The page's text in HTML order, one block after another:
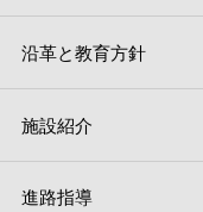
施設紹介
進路指導
沿革と教育方針